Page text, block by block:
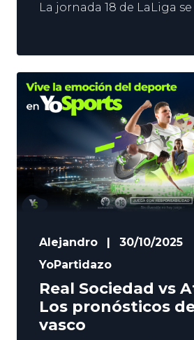
La jornada 18 de LaLiga
partido espectacular.
entre 2 equipos que
en una situación muy
donostiarras están a 2
descenso, mientras que
son terceros, y
Alejandro
30/10/2025
YoPartidazo
Real Sociedad vs
Los pronósticos
vasco